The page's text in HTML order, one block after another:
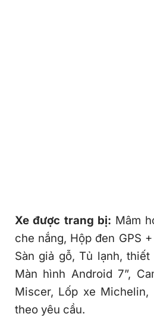
Xe được trang bị: Mâm
che nắng, Hộp đen GPS
Sàn giả gỗ, Tủ lạnh,
Màn hình Android 7”,
Miscer, Lốp xe
theo yêu cầu.